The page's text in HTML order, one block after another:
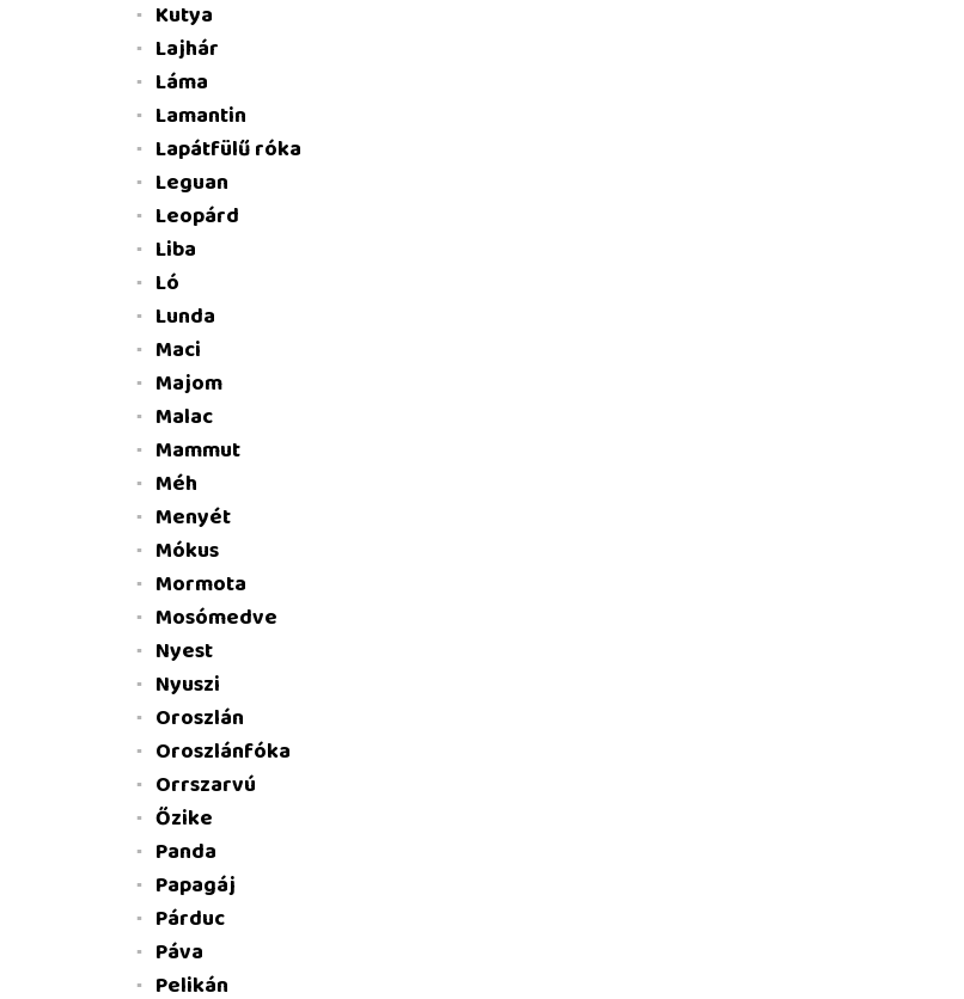
Kutya
Lajhár
Láma
Lamantin
Lapátfülű róka
Leguan
Leopárd
Liba
Ló
Lunda
Maci
Majom
Malac
Mammut
Méh
Menyét
Mókus
Mormota
Mosómedve
Nyest
Nyuszi
Oroszlán
Oroszlánfóka
Orrszarvú
Őzike
Panda
Papagáj
Párduc
Páva
Pelikán